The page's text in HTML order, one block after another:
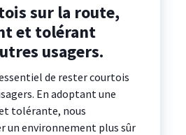
sur la route,
et tolérant
usagers.
de rester courtois
En adoptant une
tolérante, nous
un environnement plus sûr